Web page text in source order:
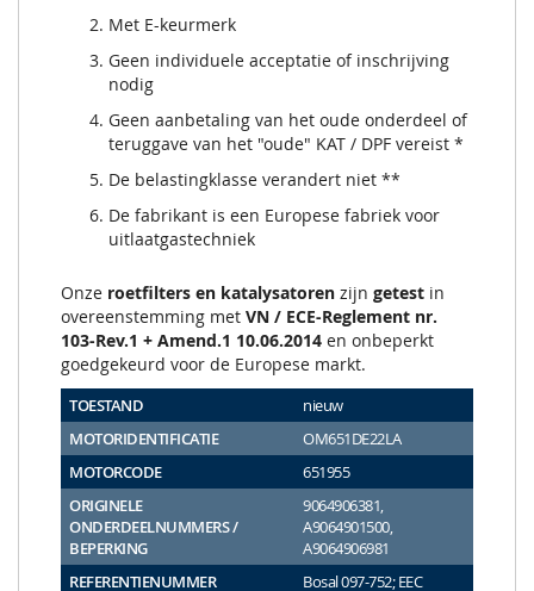
Met E-keurmerk
Geen individuele acceptatie of inschrijving
nodig
Geen aanbetaling van het oude onderdeel of
teruggave van het "oude" KAT / DPF vereist *
De belastingklasse verandert niet **
De fabrikant is een Europese fabriek voor
uitlaatgastechniek
Onze roetfilters en katalysatoren zijn getest in
overeenstemming met VN / ECE-Reglement nr.
103-Rev.1 + Amend.1 10.06.2014 en onbeperkt
goedgekeurd voor de Europese markt.
TOESTAND
nieuw
MOTORIDENTIFICATIE
OM651DE22LA
MOTORCODE
651955
ORIGINELE
ONDERDEELNUMMERS /
BEPERKING
9064906381,
A9064901500,
A9064906981
REFERENTIENUMMER
Bosal 097-752; EEC